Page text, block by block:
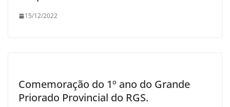
15/12/2022
Comemoração do 1º ano do Grande
Priorado Provincial do RGS.